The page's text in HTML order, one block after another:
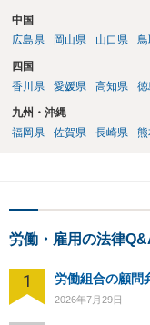
中国
広島県
岡山県 山口県
四国
香川県
愛媛県 高知県
九州・沖縄
福岡県
佐賀県 長崎県
労働・雇用の法律
1 労働組合の顧問
2026年7月29日